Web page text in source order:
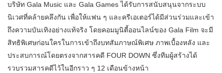
บริษัท Gala Music และ Gala Games ได้รับการสนับสนุนจากระบบ
นิเวศที่คล้ายคลึงกัน เพื่อให้แฟน ๆ และครีเอเตอร์ได้มีส่วนร่วมและเข้า
ถึงความบันเทิงอย่างแท้จริง โดยคอมมูนิตี้ออนไลน์ของ Gala Film จะมี
สิทธิพิเศษก่อนใครในการเข้าถึงบทสัมภาษณ์พิเศษ ภาพเบื้องหลัง และ
ประสบการณ์โดยตรงจากสารคดี FOUR DOWN ซึ่งทีมผู้สร้างได้
รวบรวมสารคดีไว้ในอีกราว ๆ 12 เดือนข้างหน้า